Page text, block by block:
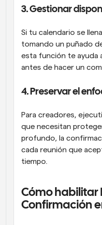
3. Gestionar
Si tu calendario se
tomando un puñado
esta función te ayuda
antes de hacer un
4. Preservar el
Para creadores,
que necesitan
profundo, la
cada reunión que
tiempo.
Cómo habilitar
Confirmación